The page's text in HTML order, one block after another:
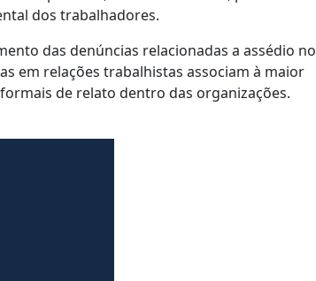
dos trabalhadores.
das denúncias relacionadas a assédio no
em relações trabalhistas associam à maior
de relato dentro das organizações.